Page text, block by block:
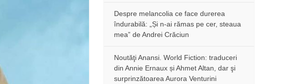
Despre melancolia ce face durerea
îndurabilă: „Și n-ai rămas pe cer, steaua
mea” de Andrei Crăciun
Noutăţi Anansi. World Fiction: traduceri
din Annie Ernaux și Ahmet Altan, dar şi
surprinzătoarea Aurora Venturini